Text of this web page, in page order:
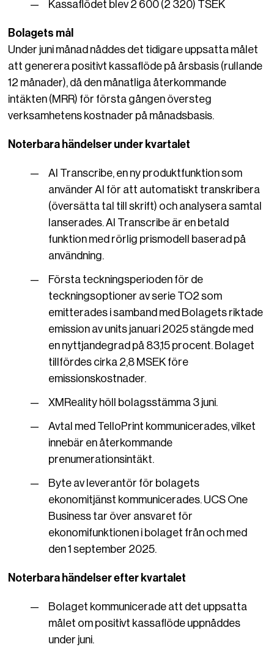
Kassaflödet blev 2 600 (2 320) TSEK
Bolagets mål
Under juni månad nåddes det tidigare uppsatta målet
att generera positivt kassaflöde på årsbasis (rullande
12 månader), då den månatliga återkommande
intäkten (MRR) för första gången översteg
verksamhetens kostnader på månadsbasis.
Noterbara händelser under kvartalet
AI Transcribe, en ny produktfunktion som
använder AI för att automatiskt transkribera
(översätta tal till skrift) och analysera samtal
lanserades. AI Transcribe är en betald
funktion med rörlig prismodell baserad på
användning.
Första teckningsperioden för de
teckningsoptioner av serie TO2 som
emitterades i samband med Bolagets riktade
emission av units januari 2025 stängde med
en nyttjandegrad på 83,15 procent. Bolaget
tillfördes cirka 2,8 MSEK före
emissionskostnader.
XMReality höll bolagsstämma 3 juni.
Avtal med TelloPrint kommunicerades, vilket
innebär en återkommande
prenumerationsintäkt.
Byte av leverantör för bolagets
ekonomitjänst kommunicerades. UCS One
Business tar över ansvaret för
ekonomifunktionen i bolaget från och med
den 1 september 2025.
Noterbara händelser efter kvartalet
Bolaget kommunicerade att det uppsatta
målet om positivt kassaflöde uppnåddes
under juni.